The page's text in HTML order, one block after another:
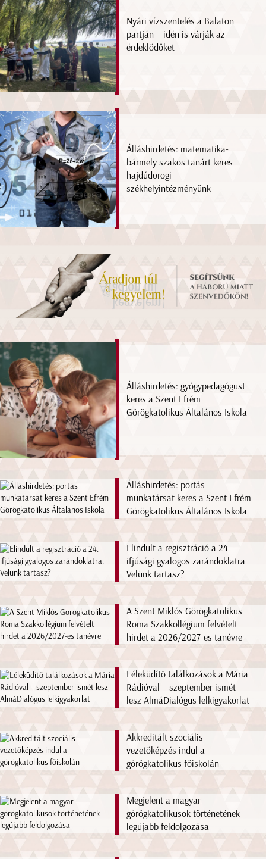
Nyári vízszentelés a Balaton
partján – idén is várják az
érdeklődőket
Álláshirdetés: matematika-
bármely szakos tanárt keres
hajdúdorogi
székhelyintézményünk
Álláshirdetés: gyógypedagógust
keres a Szent Efrém
Görögkatolikus Általános Iskola
Álláshirdetés: portás
munkatársat keres a Szent Efrém
Görögkatolikus Általános Iskola
Elindult a regisztráció a 24.
ifjúsági gyalogos zarándoklatra.
Velünk tartasz?
A Szent Miklós Görögkatolikus
Roma Szakkollégium felvételt
hirdet a 2026/2027-es tanévre
Léleküdítő találkozások a Mária
Rádióval – szeptember ismét
lesz AlmáDialógus lelkigyakorlat
Akkreditált szociális
vezetőképzés indul a
görögkatolikus főiskolán
Megjelent a magyar
görögkatolikusok történetének
legújabb feldolgozása